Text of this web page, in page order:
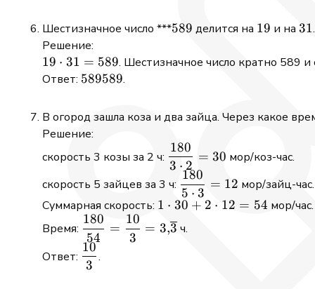
Шестизначное число ***589
589 делится на 19
19 и на 31
31
Решение:
19
\cdot
589
19 ⋅ 31 = 589. Шестизначное число кратно 589
Ответ: 589589
589589.
В огород зашла коза и два зайца. Через какое
Решение:
скорость 3 козы за 2 ч: \dfrac{180}
{3 \cdot 2}
= 30
3 ⋅ 2
180
= 30 мор/коз-час.
скорость 5 зайцев за 3 ч: \dfrac{180}
{5 \cdot 3}
= 12
5 ⋅ 3
180
= 12 мор/зайц-час.
Суммарная скорость: 1
\cdot
30 +
1 ⋅ 30 + 2 ⋅ 12 = 54 мор/час.
Время: \dfrac{180}
{54} =
\dfrac{10}{3}
=
54
180
=
3
10
= 3,3 ч.
Ответ: \dfrac{10}
{3}
3
10
.